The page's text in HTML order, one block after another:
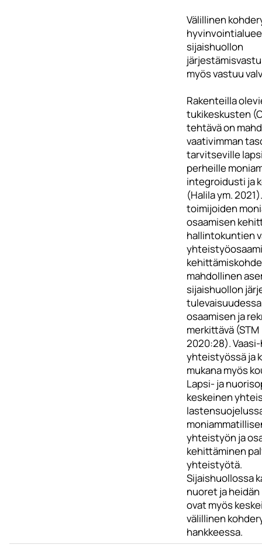
Välillinen
sijaishuollon
myös vastuu
Rakenteilla
tukikeskusten
tehtävä on
vaativimman
tarvitseville
perheille
integroidusti ja
(Halila ym.
toimijoiden
osaamisen
hallintokuntien
mahdollinen
sijaishuollon
osaamisen ja
merkittävä (STM
2020:28).
yhteistyössä ja
mukana myös
Lapsi- ja
keskeinen
yhteistyön ja
kehittäminen
yhteistyötä.
Sijaishuollossa
nuoret ja
ovat myös
välillinen
hankkeessa.